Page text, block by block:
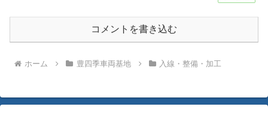
コメントを書き込む
ホーム 豊四季車両基地 入線・整備・加工